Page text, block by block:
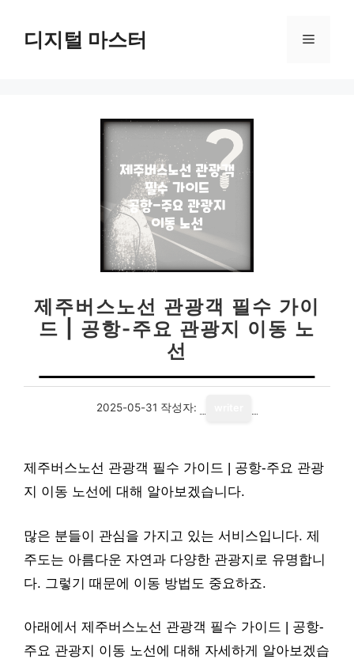
디지털 마스터 메
제주버스노선 관광객 필수 가이
드 | 공항-주요 관광지 이동 노
선
2025-05-31 작성자:
제주버스노선 관광객 필수 가이드 | 공항-주요 관광
지 이동 노선에 대해 알아보겠습니다.
많은 분들이 관심을 가지고 있는 서비스입니다. 제
주도는 아름다운 자연과 다양한 관광지로 유명합니
다. 그렇기 때문에 이동 방법도 중요하죠.
아래에서 제주버스노선 관광객 필수 가이드 | 공항-
주요 관광지 이동 노선에 대해 자세하게 알아보겠습